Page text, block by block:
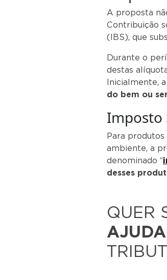
A proposta
Contribuição
(IBS), que
Durante o
destas
Inicialmente,
do bem ou
Imposto
Para
ambiente, a
denominado “
desses
QUER